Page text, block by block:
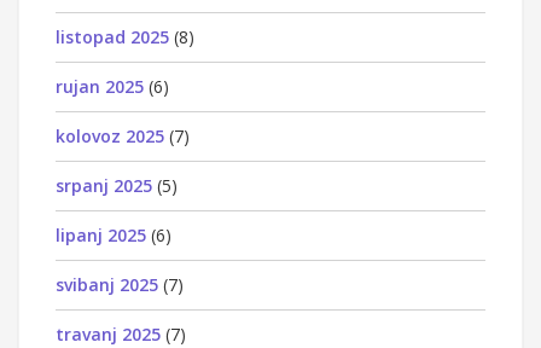
listopad 2025 (8)
rujan 2025 (6)
kolovoz 2025 (7)
srpanj 2025 (5)
lipanj 2025 (6)
svibanj 2025 (7)
travanj 2025 (7)